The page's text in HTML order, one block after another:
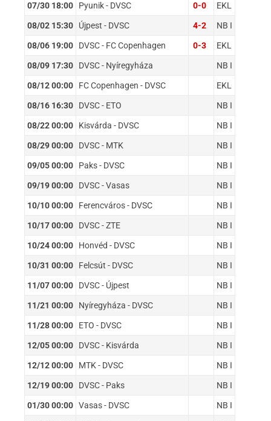
07/30 18:00 Pyunik - DVSC 0-0 EKL
08/02 15:30 Újpest - DVSC 4-2 NB I
08/06 19:00 DVSC - FC Copenhagen 0-3 EKL
08/09 17:30 DVSC - Nyíregyháza NB I
08/12 00:00 FC Copenhagen - DVSC EKL
08/16 16:30 DVSC - ETO NB I
08/22 00:00 Kisvárda - DVSC NB I
08/29 00:00 DVSC - MTK NB I
09/05 00:00 Paks - DVSC NB I
09/19 00:00 DVSC - Vasas NB I
10/10 00:00 Ferencváros - DVSC NB I
10/17 00:00 DVSC - ZTE NB I
10/24 00:00 Honvéd - DVSC NB I
10/31 00:00 Felcsút - DVSC NB I
11/07 00:00 DVSC - Újpest NB I
11/21 00:00 Nyíregyháza - DVSC NB I
11/28 00:00 ETO - DVSC NB I
12/05 00:00 DVSC - Kisvárda NB I
12/12 00:00 MTK - DVSC NB I
12/19 00:00 DVSC - Paks NB I
01/30 00:00 Vasas - DVSC NB I